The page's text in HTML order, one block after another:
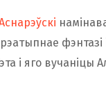
і яго вучаніцы